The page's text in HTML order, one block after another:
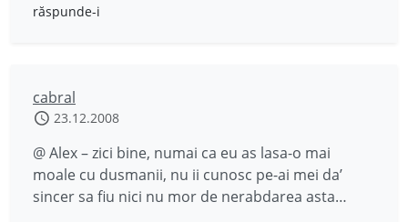
răspunde-i
cabral
23.12.2008
@ Alex – zici bine, numai ca eu as lasa-o mai
moale cu dusmanii, nu ii cunosc pe-ai mei da’
sincer sa fiu nici nu mor de nerabdarea asta…